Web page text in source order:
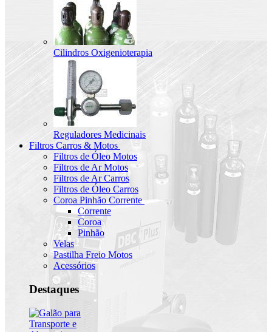
Cilindros Oxigenioterapia
Reguladores Medicinais
Filtros Carros & Motos
Filtros de Óleo Motos
Filtros de Ar Motos
Filtros de Ar Carros
Filtros de Óleo Carros
Coroa Pinhão Corrente
Corrente
Coroa
Pinhão
Velas
Pastilha Freio Motos
Acessórios
Destaques